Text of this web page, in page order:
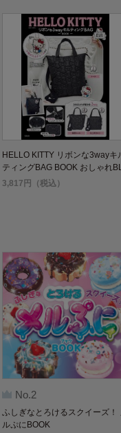
HELLO KITTY リボンな3wayキ
ティングBAG BOOK おしゃれ
CK
3,817円（税込）
No.2
ふしぎなとろけるスクイーズ！
ルぷにBOOK